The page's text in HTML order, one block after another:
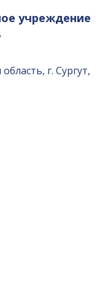
учреждение
г. Сургут,